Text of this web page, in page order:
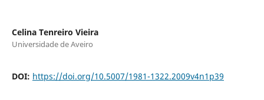
Celina Tenreiro Vieira
Universidade de Aveiro
DOI: https://doi.org/10.5007/1981-1322.2009v4n1p39